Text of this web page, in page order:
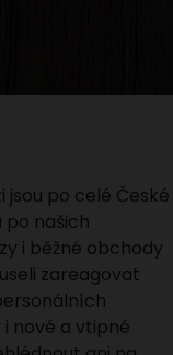
po celé České
našich
i běžné obchody
zareagovat
nové a vtipné